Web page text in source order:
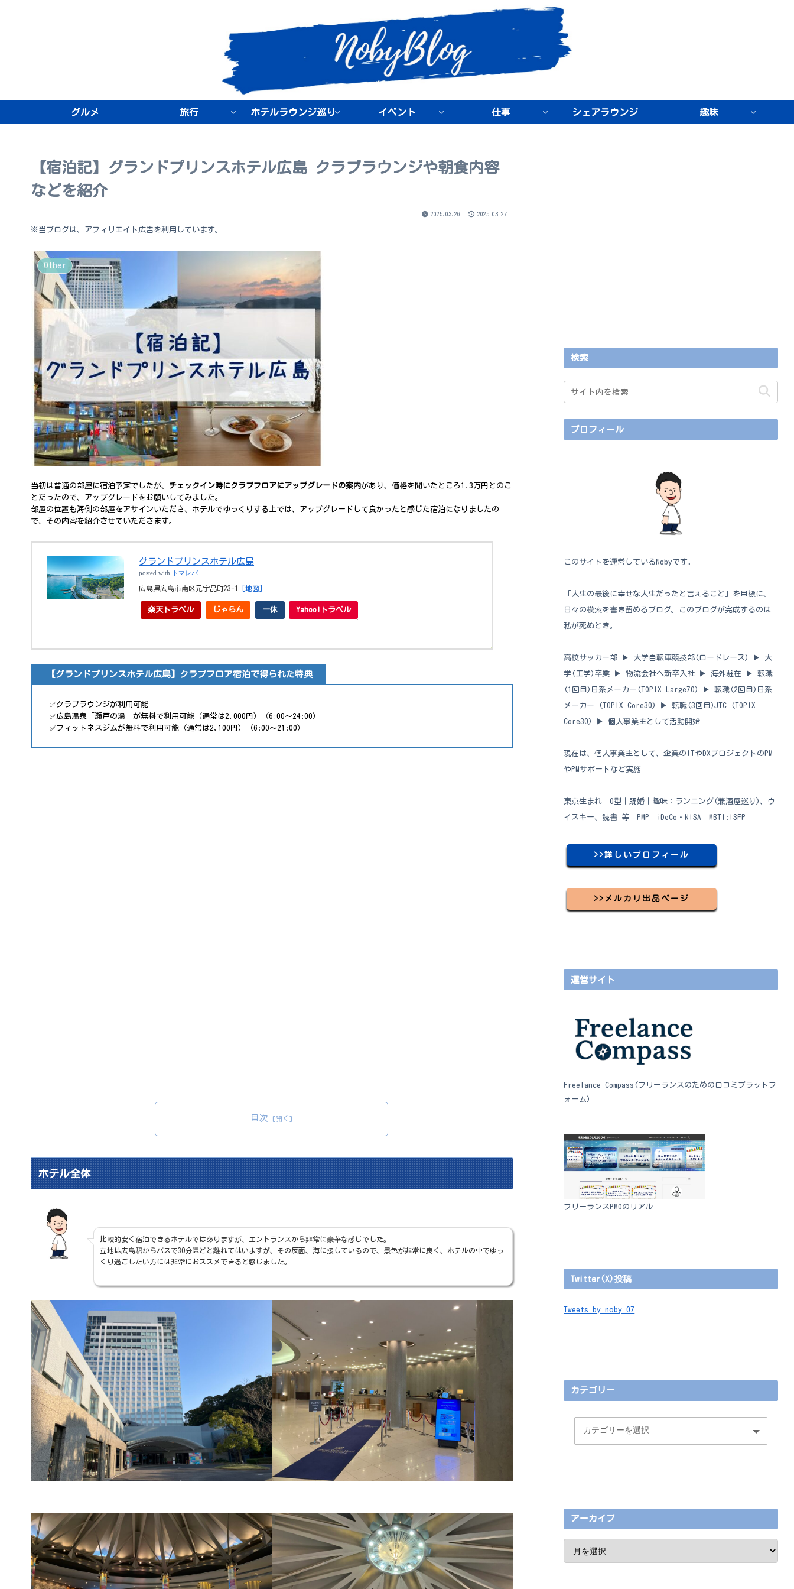
グルメ 旅行 ホテルラウンジ巡り イベント 仕事 シェアラウンジ 趣味
【宿泊記】グランドプリンスホテル広島 クラブラウンジや朝食内容
などを紹介
2025.03.26 2025.03.27
※当ブログは、アフィリエイト広告を利用しています。
Other
当初は普通の部屋に宿泊予定でしたが、 チェックイン時にクラブフロアにアップグレードの案内があり、価格を聞いたところ1.3万円とのこ
とだったので、アップグレードをお願いしてみました。
部屋の位置も海側の部屋をアサインいただき、ホテルでゆっくりする上では、アップグレードして良かったと感じた宿泊になりましたの
で、その内容を紹介させていただきます。
グランドプリンスホテル広島
posted with トマレバ
広島県広島市南区元宇品町23-1 [地図]
楽天トラベル じゃらん 一休 Yahoo!トラベル
【グランドプリンスホテル広島】クラブフロア宿泊で得られた特典
✅クラブラウンジが利用可能
✅広島温泉「瀬戸の湯」が無料で利用可能（通常は2,000円）（6:00～24:00）
✅フィットネスジムが無料で利用可能（通常は2,100円）（6:00～21:00）
目次
ホテル全体
比較的安く宿泊できるホテルではありますが、エントランスから非常に豪華な感じでした。
立地は広島駅からバスで30分ほどと離れてはいますが、その反面、海に接しているので、景色が非常に良く、ホテルの中でゆっ
くり過ごしたい方には非常におススメできると感じました。
検索
プロフィール
このサイトを運営しているNobyです。
「人生の最後に幸せな人生だったと言えること」を目標に、
日々の模索を書き留めるブログ。このブログが完成するのは
私が死ぬとき。
高校サッカー部 ▶︎ 大学自転車競技部(ロードレース) ▶︎ 大
学(工学)卒業 ▶︎ 物流会社へ新卒入社 ▶︎ 海外駐在 ▶︎ 転職
(1回目)日系メーカー(TOPIX Large70) ▶︎ 転職(2回目)日系
メーカー (TOPIX Core30) ▶︎ 転職(3回目)JTC (TOPIX
Core30) ▶︎ 個人事業主として活動開始
現在は、個人事業主として、企業のITやDXプロジェクトのPM
やPMサポートなど実施
東京生まれ｜O型｜既婚｜趣味：ランニング(兼酒屋巡り)、ウ
イスキー、読書 等｜PMP｜iDeCo・NISA｜MBTI:ISFP
>>詳しいプロフィール
>>メルカリ出品ページ
運営サイト
Freelance Compass(フリーランスのための口コミプラットフ
ォーム)
フリーランスPMOのリアル
Twitter(X)投稿
Tweets by noby_07
カテゴリー
アーカイブ